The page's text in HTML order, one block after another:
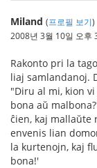
Miland (프로필 보기)
2008년 3월 10일 오후
Rakonto pri la
liaj samlandanoj.
"Diru al mi, kion
bona aŭ
ĉien, kaj mallaŭte
envenis lian
la kurtenojn, kaj
bona!'